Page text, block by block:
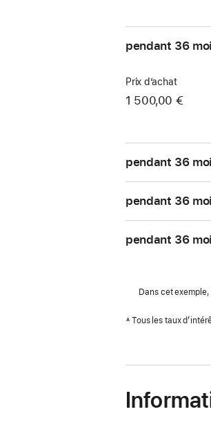
pendant 36
Prix d’achat
1 500,00 €
pendant 36
pendant 36
pendant 36
Dans cet
A Tous les taux